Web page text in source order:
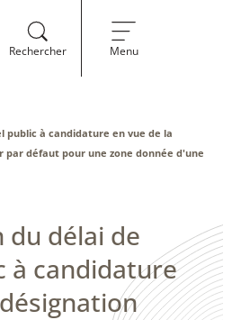
Rechercher Menu
public à candidature en vue de la
par défaut pour une zone donnée d'une
du délai de
à candidature